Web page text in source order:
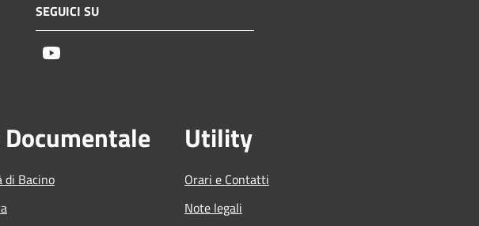
SEGUICI SU
di Bacino
Utility
Orari e Contatti
Note legali